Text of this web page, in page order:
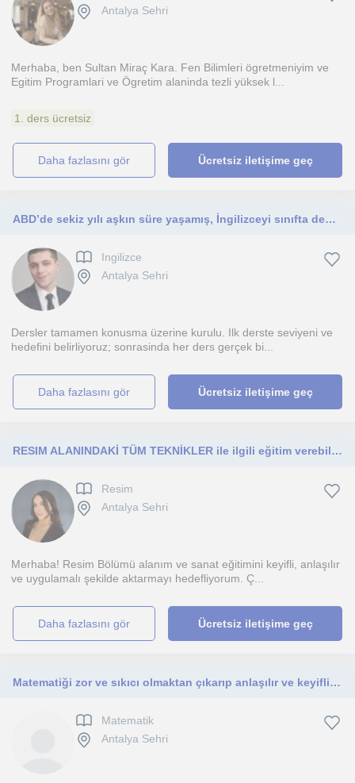
Antalya Sehri
Merhaba, ben Sultan Miraç Kara. Fen Bilimleri ögretmeniyim ve
Egitim Programlari ve Ögretim alaninda tezli yüksek l...
1. ders ücretsiz
daha fazlasını gör Ücretsiz iletişime geç
ABD’de sekiz yılı aşkın süre yaşamış, İngilizceyi sınıfta değil iş hayatının içinde öğrenmiş bir eğitmenim
Ingilizce
Antalya Sehri
Dersler tamamen konusma üzerine kurulu. Ilk derste seviyeni ve
hedefini belirliyoruz; sonrasinda her ders gerçek bi...
daha fazlasını gör Ücretsiz iletişime geç
RESIM ALANINDAKİ TÜM TEKNİKLER ile ilgili eğitim verebilirim
Resim
Antalya Sehri
Merhaba! Resim Bölümü alanım ve sanat eğitimini keyifli, anlaşılır
ve uygulamalı şekilde aktarmayı hedefliyorum. Ç...
daha fazlasını gör Ücretsiz iletişime geç
Matematiği zor ve sıkıcı olmaktan çıkarıp anlaşılır ve keyifli hale getirmeyi hedefleyen, sabırlı ve öğrenci odaklı bir eğitmeni
Matematik
Antalya Sehri